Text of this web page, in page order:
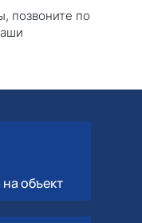
позвоните по
объект